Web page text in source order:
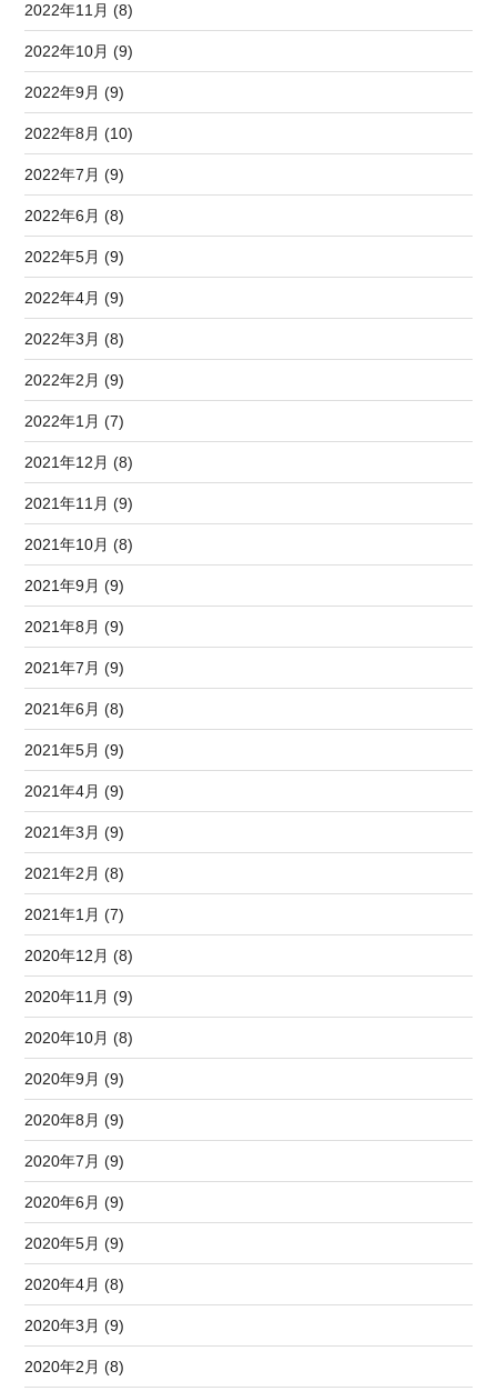
2022年11月 (8)
2022年10月 (9)
2022年9月 (9)
2022年8月 (10)
2022年7月 (9)
2022年6月 (8)
2022年5月 (9)
2022年4月 (9)
2022年3月 (8)
2022年2月 (9)
2022年1月 (7)
2021年12月 (8)
2021年11月 (9)
2021年10月 (8)
2021年9月 (9)
2021年8月 (9)
2021年7月 (9)
2021年6月 (8)
2021年5月 (9)
2021年4月 (9)
2021年3月 (9)
2021年2月 (8)
2021年1月 (7)
2020年12月 (8)
2020年11月 (9)
2020年10月 (8)
2020年9月 (9)
2020年8月 (9)
2020年7月 (9)
2020年6月 (9)
2020年5月 (9)
2020年4月 (8)
2020年3月 (9)
2020年2月 (8)